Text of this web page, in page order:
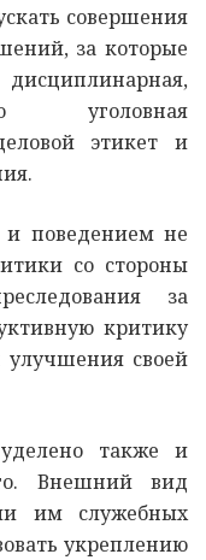
совершения
за которые
уголовная
этикет и
поведением не
со стороны
за
критику
улучшения своей
также и
Внешний вид
им служебных
укреплению